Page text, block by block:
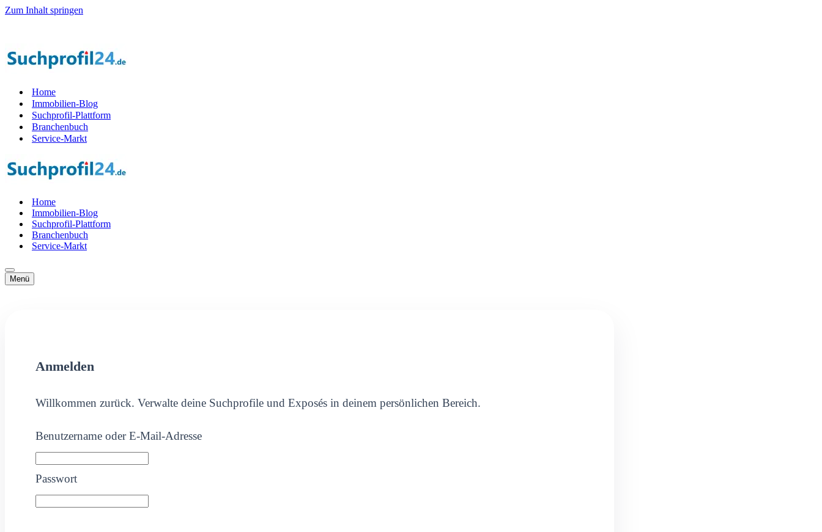
Zum Inhalt springen
Home
Immobilien-Blog
Suchprofil-Plattform
Branchenbuch
Service-Markt
Home
Immobilien-Blog
Suchprofil-Plattform
Branchenbuch
Service-Markt
Navigationsmenü
Menü
Navigationsmenü
Anmelden
Willkommen zurück. Verwalte deine Suchprofile und Exposés in deinem persönlichen Bereich.
Benutzername oder E-Mail-Adresse
Passwort